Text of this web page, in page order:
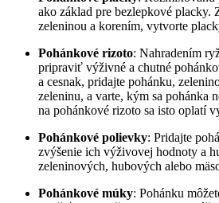
ako základ pre bezlepkové placky.
zeleninou a korením, vytvorte
Pohánkové rizoto: Nahradením
pripraviť výživné a chutné
a cesnak, pridajte pohánku,
zeleninu, a varte, kým sa pohánka
na pohánkové rizoto sa isto oplatí
Pohánkové polievky: Pridajte
zvýšenie ich výživovej hodnoty a
zeleninových, hubových alebo
Pohánkové múky: Pohánku